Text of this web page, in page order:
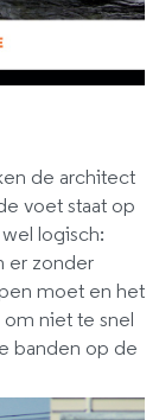
de architect
voet staat op
logisch:
er zonder
moet en het
niet te snel
banden op de